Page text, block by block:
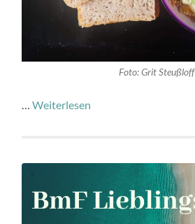
Foto: Grit Steußloff
…Weiterlesen